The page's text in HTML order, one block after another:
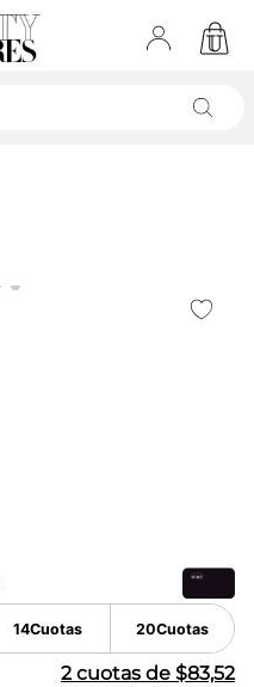
14Cuotas 20Cuotas
2cuotas de $83,52